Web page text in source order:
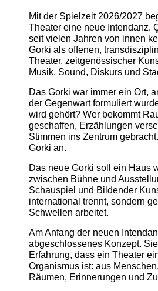
Mit der Spielzeit 2026/2027
Theater eine neue Intendanz.
seit vielen Jahren von innen
Gorki als offenen,
Theater, zeitgenössischer
Musik, Sound, Diskurs und
Das Gorki war immer ein Ort,
der Gegenwart formuliert
wird gehört? Wer bekommt
geschaffen, Erzählungen
Stimmen ins Zentrum
Gorki an.
Das neue Gorki soll ein Haus
zwischen Bühne und
Schauspiel und Bildender
international trennt, sondern
Schwellen arbeitet.
Am Anfang der neuen
abgeschlossenes Konzept.
Erfahrung, dass ein Theater
Organismus ist: aus
Räumen, Erinnerungen und